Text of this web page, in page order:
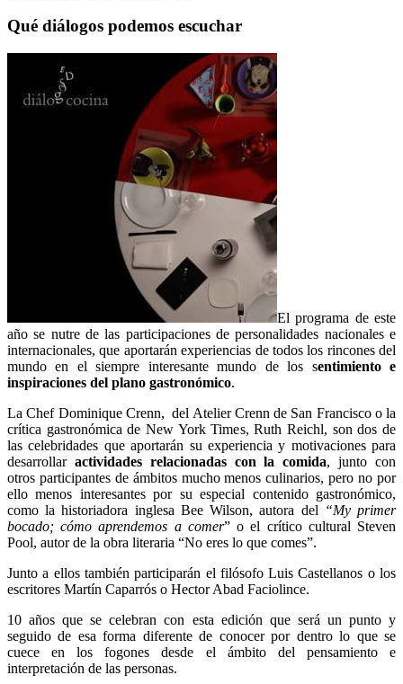
Qué diálogos podemos escuchar
El programa de este
año se nutre de las participaciones de personalidades nacionales e
internacionales, que aportarán experiencias de todos los rincones del
mundo en el siempre interesante mundo de los sentimiento e
inspiraciones del plano gastronómico.
La Chef Dominique Crenn, del Atelier Crenn de San Francisco o la
crítica gastronómica de New York Times, Ruth Reichl, son dos de
las celebridades que aportarán su experiencia y motivaciones para
desarrollar actividades relacionadas con la comida, junto con
otros participantes de ámbitos mucho menos culinarios, pero no por
ello menos interesantes por su especial contenido gastronómico,
como la historiadora inglesa Bee Wilson, autora del “My primer
bocado; cómo aprendemos a comer” o el crítico cultural Steven
Pool, autor de la obra literaria “No eres lo que comes”.
Junto a ellos también participarán el filósofo Luis Castellanos o los
escritores Martín Caparrós o Hector Abad Faciolince.
10 años que se celebran con esta edición que será un punto y
seguido de esa forma diferente de conocer por dentro lo que se
cuece en los fogones desde el ámbito del pensamiento e
interpretación de las personas.